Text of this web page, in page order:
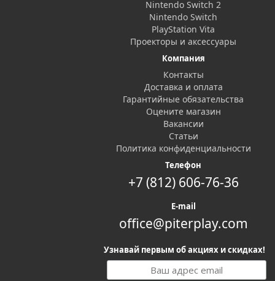
Nintendo Switch 2
Nintendo Switch
PlayStation Vita
Проекторы и аксессуары
Компания
Контакты
Доставка и оплата
Гарантийные обязательства
Оцените магазин
Вакансии
Статьи
Политика конфиденциальности
Телефон
+7 (812) 606-76-36
E-mail
office@piterplay.com
Узнавай первым об акциях и скидках!